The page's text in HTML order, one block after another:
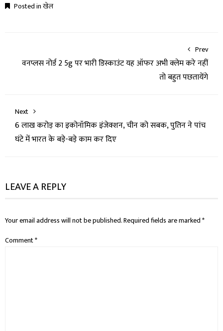
Posted inखेल
Prev
वनप्लस नोर्ड 2 5g पर भारी डिस्काउंट यह ऑफर अभी क्लेम करे नहीं
तो बहुत पछतायेंगे
Next
6 लाख करोड़ का इकोनॉमिक इंजेक्शन, चीन को सबक, पुतिन ने पांच
घंटे में भारत के बड़े-बड़े काम कर दिए
LEAVE A REPLY
Your email address will not be published.Required fields are marked*
Comment*